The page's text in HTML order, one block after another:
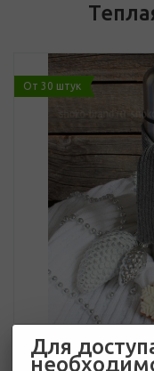
От 30 штук
Для